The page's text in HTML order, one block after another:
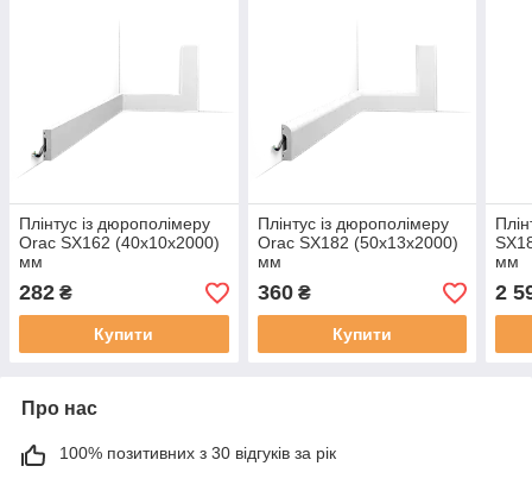
Плінтус із дюрополімеру
Orac SX162 (40х10х2000)
мм
282 ₴
Купити
Плінтус із дюрополімеру
Orac SX182 (50х13х2000)
мм
360₴
Купити
мм
2
Про нас
100% позитивних з 30 відгуків за рік